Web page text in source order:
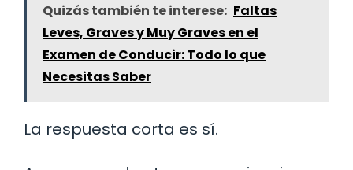
Quizás también te interese: Faltas
Leves, Graves y Muy Graves en el
Examen de Conducir: Todo lo que
Necesitas Saber
La respuesta corta es sí.